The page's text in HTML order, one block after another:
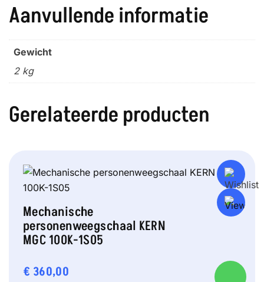
Aanvullende informatie
Gewicht
2 kg
Gerelateerde producten
Mechanische
personenweegschaal KERN
MGC 100K-1S05
€ 360,00